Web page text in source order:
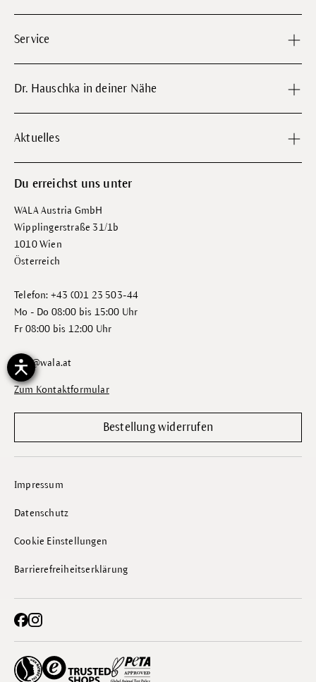
Service
Dr. Hauschka in deiner Nähe
Aktuelles
Du erreichst uns unter
WALA Austria GmbH
Wipplingerstraße 31/1b
1010 Wien
Österreich
Telefon: +43 (0)1 23 503-44
Mo - Do 08:00 bis 15:00 Uhr
Fr 08:00 bis 12:00 Uhr
info@wala.at
Zum Kontaktformular
Bestellung widerrufen
Impressum
Datenschutz
Cookie Einstellungen
Barrierefreiheitserklärung